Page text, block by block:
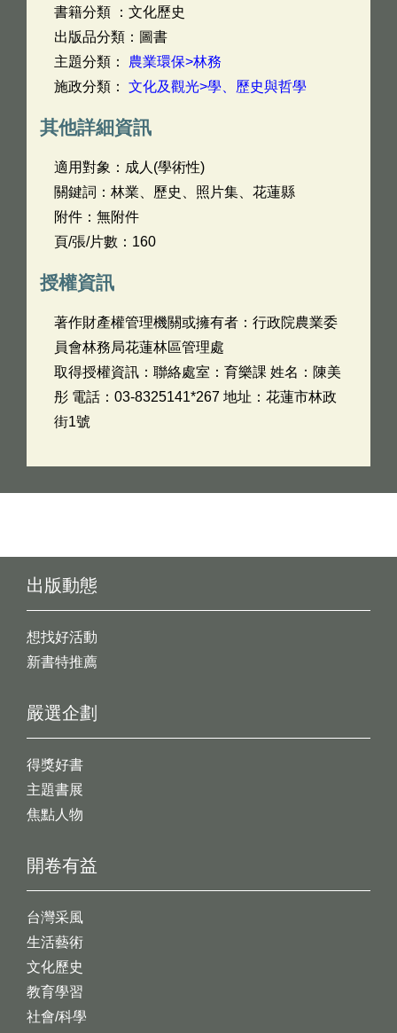
書籍分類 ：文化歷史
出版品分類：圖書
主題分類： 農業環保>林務
施政分類： 文化及觀光>學、歷史與哲學
其他詳細資訊
適用對象：成人(學術性)
關鍵詞：林業、歷史、照片集、花蓮縣
附件：無附件
頁/張/片數：160
授權資訊
著作財產權管理機關或擁有者：行政院農業委
員會林務局花蓮林區管理處
取得授權資訊：聯絡處室：育樂課 姓名：陳美
彤 電話：03-8325141*267 地址：花蓮市林政
街1號
出版動態
想找好活動
新書特推薦
開卷有益
台灣采風
生活藝術
文化歷史
教育學習
社會/科學
嚴選企劃
得獎好書
主題書展
焦點人物